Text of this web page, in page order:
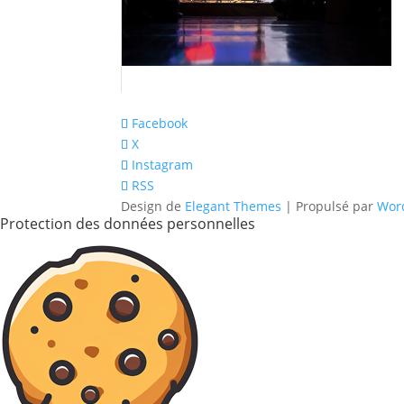
Facebook
X
Instagram
RSS
Design de Elegant Themes | Propulsé par
Protection des données personnelles